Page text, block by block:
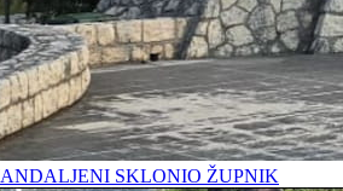
SKLONIO ŽUPNIK